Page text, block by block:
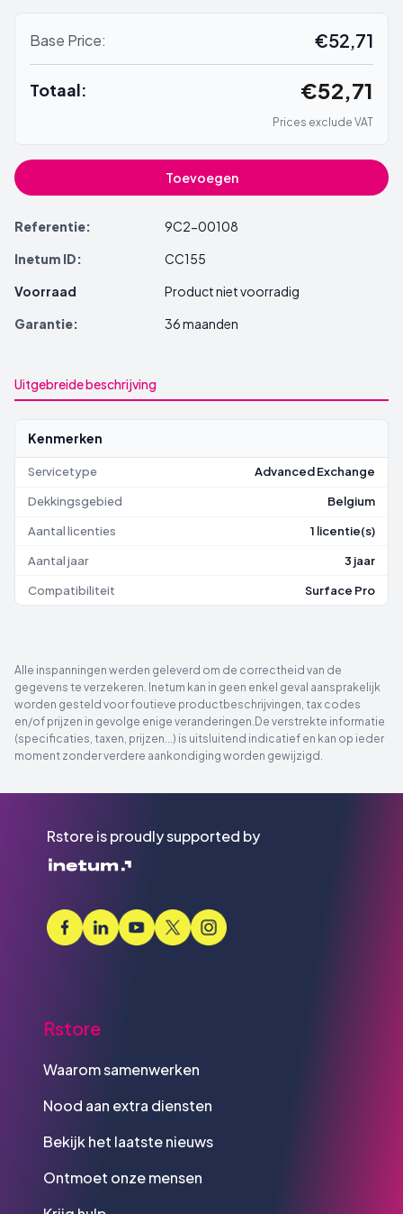
Base Price: €52,71
Totaal: €52,71
Prices exclude VAT
Toevoegen
Referentie:
9C2-00108
Inetum ID:
CC155
Voorraad
Product niet voorradig
Garantie:
36 maanden
Uitgebreide beschrijving
Kenmerken
Servicetype Advanced Exchange
Dekkingsgebied Belgium
Aantal licenties 1 licentie(s)
Aantal jaar 3 jaar
Compatibiliteit Surface Pro
Alle inspanningen werden geleverd om de correctheid van de
gegevens te verzekeren. Inetum kan in geen enkel geval aansprakelijk
worden gesteld voor foutieve productbeschrijvingen, tax codes
en/of prijzen in gevolge enige veranderingen.De verstrekte informatie
(specificaties, taxen, prijzen...) is uitsluitend indicatief en kan op ieder
moment zonder verdere aankondiging worden gewijzigd.
Rstore is proudly supported by
Rstore
Waarom samenwerken
Nood aan extra diensten
Bekijk het laatste nieuws
Ontmoet onze mensen